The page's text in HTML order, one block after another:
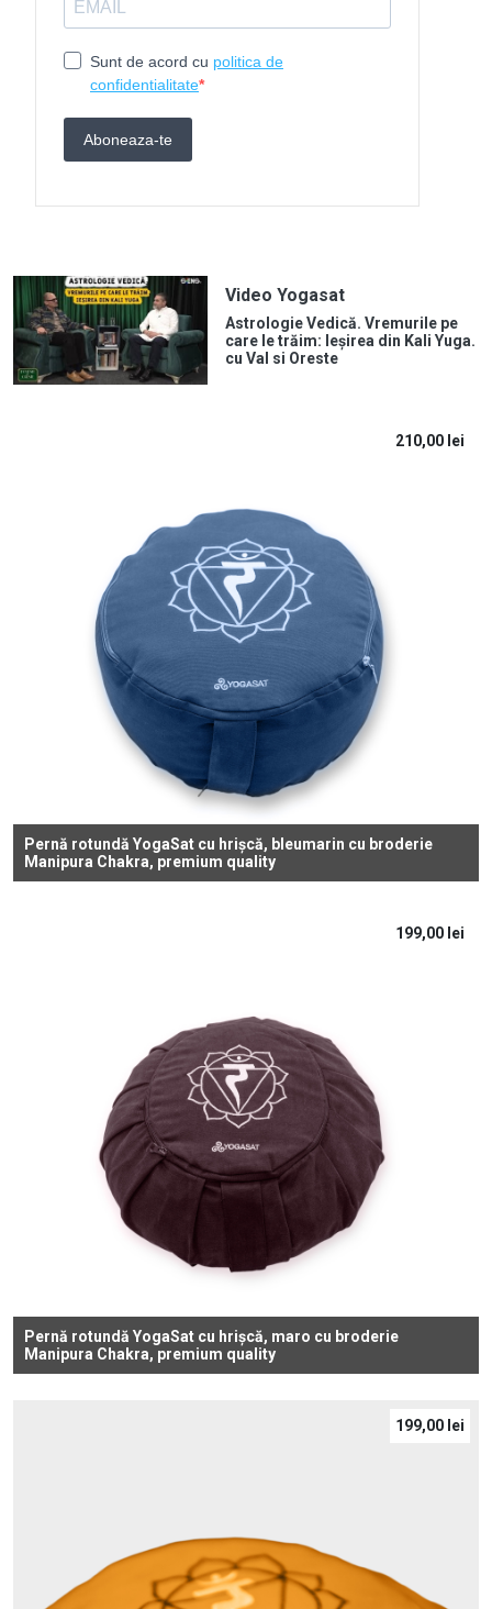
Video Yogasat
Astrologie Vedică. Vremurile pe
care le trăim: Ieșirea din Kali Yuga.
cu Val si Oreste
Pernă rotundă YogaSat cu hrișcă, bleumarin cu broderie
Manipura Chakra, premium quality
210,00 lei
Pernă rotundă YogaSat cu hrișcă, maro cu broderie
Manipura Chakra, premium quality
199,00 lei
199,00 lei